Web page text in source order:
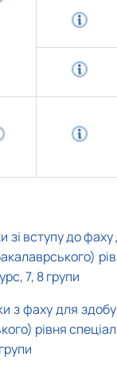
зі вступу до фаху
7, 8 групи
з фаху для
рівня